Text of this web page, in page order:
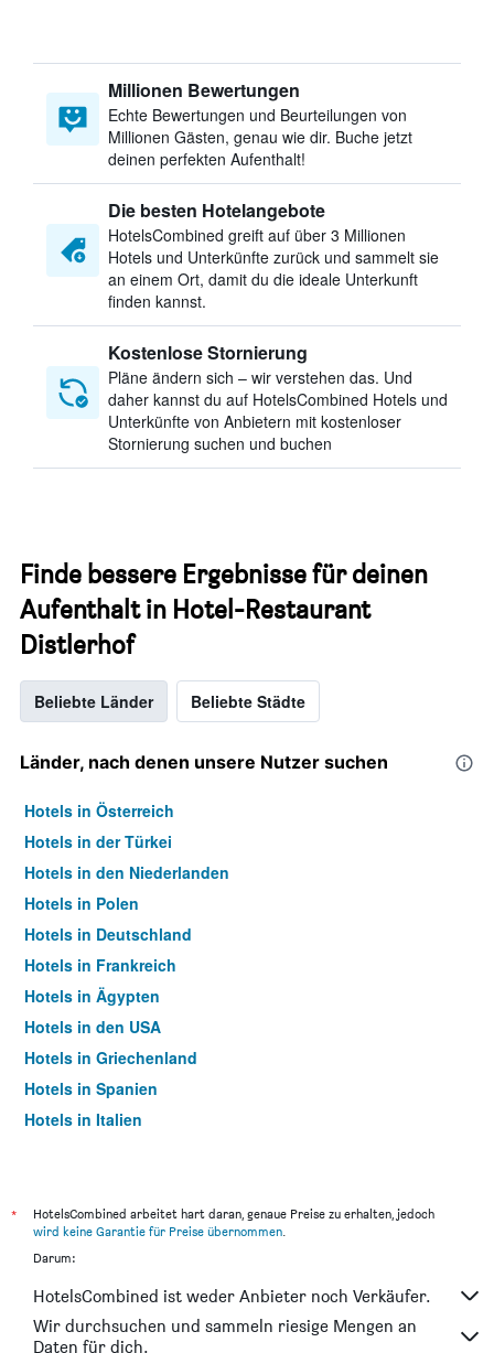
Millionen Bewertungen
Echte Bewertungen und Beurteilungen von
Millionen Gästen, genau wie dir. Buche jetzt
deinen perfekten Aufenthalt!
Die besten Hotelangebote
HotelsCombined greift auf über 3 Millionen
Hotels und Unterkünfte zurück und sammelt sie
an einem Ort, damit du die ideale Unterkunft
finden kannst.
Kostenlose Stornierung
Pläne ändern sich – wir verstehen das. Und
daher kannst du auf HotelsCombined Hotels und
Unterkünfte von Anbietern mit kostenloser
Stornierung suchen und buchen
Finde bessere Ergebnisse für deinen
Aufenthalt in Hotel-Restaurant
Distlerhof
Beliebte Länder Beliebte Städte
Länder, nach denen unsere Nutzer suchen
Hotels in Österreich
Hotels in der Türkei
Hotels in den Niederlanden
Hotels in Polen
Hotels in Deutschland
Hotels in Frankreich
Hotels in Ägypten
Hotels in den USA
Hotels in Griechenland
Hotels in Spanien
Hotels in Italien
*
HotelsCombined arbeitet hart daran, genaue Preise zu erhalten, jedoch
wird keine Garantie für Preise übernommen.
Darum:
HotelsCombined ist weder Anbieter noch Verkäufer.
Wir durchsuchen und sammeln riesige Mengen an
Daten für dich.